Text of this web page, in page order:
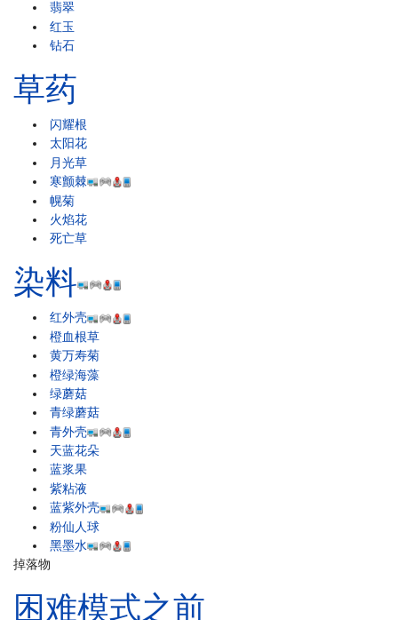
翡翠
红玉
钻石
草药
闪耀根
太阳花
月光草
寒颤棘
幌菊
火焰花
死亡草
染料
红外壳
橙血根草
黄万寿菊
橙绿海藻
绿蘑菇
青绿蘑菇
青外壳
天蓝花朵
蓝浆果
紫粘液
蓝紫外壳
粉仙人球
黑墨水
掉落物
困难模式之前